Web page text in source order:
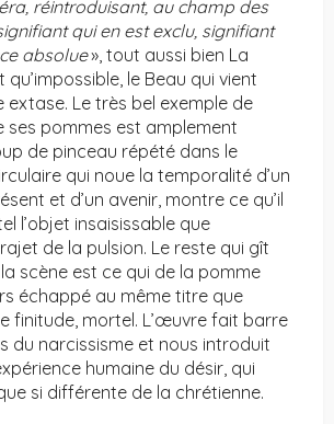
réintroduisant, au champ des
qui en est exclu, signifiant
absolue», tout aussi bien La
le Beau qui vient
Le très bel exemple de
ses pommes est amplement
de pinceau répété dans le
qui noue la temporalité d’un
et d’un avenir, montre ce qu’il
l’objet insaisissable que
de la pulsion. Le reste qui gît
scène est ce qui de la pomme
échappé au même titre que
finitude, mortel. L’œuvre fait barre
du narcissisme et nous introduit
humaine du désir, qui
si différente de la chrétienne.